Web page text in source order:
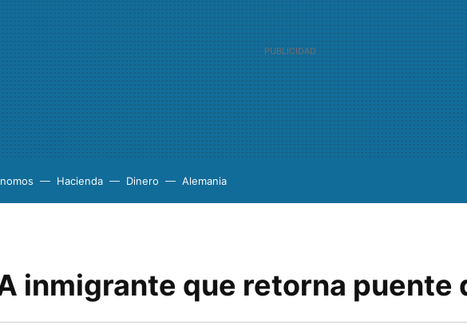
Hacienda Dinero Alemania
inmigrante que retorna puente